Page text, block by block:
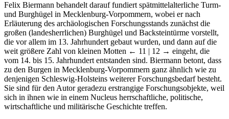
Felix Biermann behandelt darauf fundiert spätmittelalterliche Turm-
und Burghügel in Mecklenburg-Vorpommern, wobei er nach
Erläuterung des archäologischen Forschungsstands zunächst die
großen (landesherrlichen) Burghügel und Backsteintürme vorstellt,
die vor allem im 13. Jahrhundert gebaut wurden, und dann auf die
weit größere Zahl von kleinen Motten ← 11 | 12 → eingeht, die
vom 14. bis 15. Jahrhundert entstanden sind. Biermann betont, dass
zu den Burgen in Mecklenburg-Vorpommern ganz ähnlich wie zu
denjenigen Schleswig-Holsteins weiterer Forschungsbedarf besteht.
Sie sind für den Autor geradezu erstrangige Forschungsobjekte, weil
sich in ihnen wie in einem Nucleus herrschaftliche, politische,
wirtschaftliche und militärische Geschichte treffen.